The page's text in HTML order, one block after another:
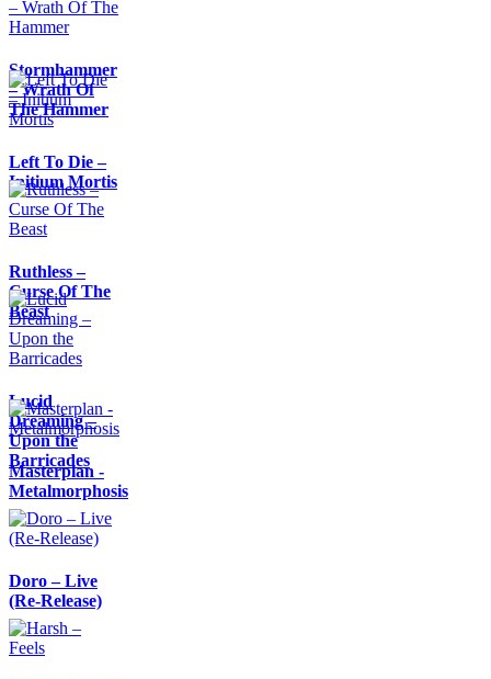
Stormhammer
– Wrath Of
The Hammer
Left To Die –
Initium Mortis
Ruthless –
Curse Of The
Beast
Lucid
Dreaming –
Upon the
Barricades
Masterplan -
Metalmorphosis
Doro – Live
(Re-Release)